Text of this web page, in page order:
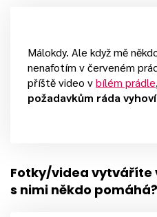
Málokdy. Ale když mě
nenafotím v červeném
příště video vbílém prádle
požadavkům ráda
Fotky/videa vytváříte
s nimi někdo pomáhá?